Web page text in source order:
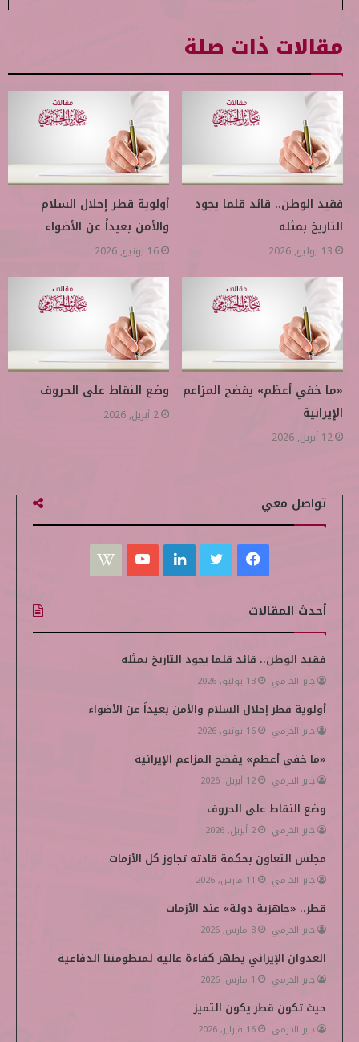
مقالات ذات صلة
فقيد الوطن.. قائد قلما يجود
التاريخ بمثله
13 يوليو, 2026
أولوية قطر إحلال السلام
والأمن بعيداً عن الأضواء
16 يونيو, 2026
«ما خفي أعظم» يفضح المزاعم
الإيرانية
12 أبريل, 2026
وضع النقاط على الحروف
2 أبريل, 2026
تواصل معي
س
ب
و
ك
ي
ت
ر
ن
ك
إ
ن
ت
ي
ب
k
e
أحدث المقالات
فقيد الوطن.. قائد قلما يجود التاريخ بمثله
جابر الحرمي 13 يوليو, 2026
أولوية قطر إحلال السلام والأمن بعيداً عن الأضواء
جابر الحرمي 16 يونيو, 2026
«ما خفي أعظم» يفضح المزاعم الإيرانية
جابر الحرمي 12 أبريل, 2026
وضع النقاط على الحروف
جابر الحرمي 2 أبريل, 2026
مجلس التعاون بحكمة قادته تجاوز كل الأزمات
جابر الحرمي 11 مارس, 2026
قطر.. «جاهزية دولة» عند الأزمات
جابر الحرمي 8 مارس, 2026
العدوان الإيراني يظهر كفاءة عالية لمنظومتنا الدفاعية
جابر الحرمي 1 مارس, 2026
حيث تكون قطر يكون التميز
جابر الحرمي 16 فبراير, 2026